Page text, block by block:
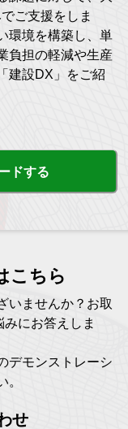
ご支援をしま
環境を構築し、単
負担の軽減や生産
建設DX」をご紹
ドする
こちら
いませんか？お取
にお答えしま
デモンストレーシ
。
せ